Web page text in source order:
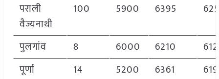
पराली
वैज्यनाथी
100 5900 6395
पुलगांव 8 6000 6210
पूर्णा
14 5200 6361